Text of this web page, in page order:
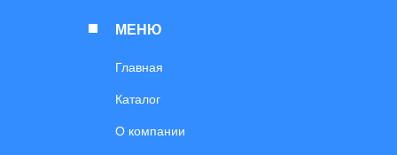
МЕНЮ
Главная
Каталог
О компании